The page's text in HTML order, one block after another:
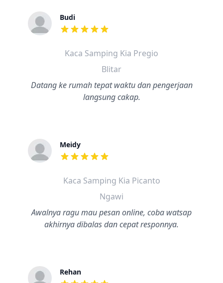
Budi
dari ulasan adalah bintang lima
Kaca Samping Kia Pregio
Blitar
Datang ke rumah tepat waktu dan pengerjaan
langsung cakap.
Meidy
dari ulasan adalah bintang lima
Kaca Samping Kia Picanto
Ngawi
Awalnya ragu mau pesan online, coba watsap
akhirnya dibalas dan cepat responnya.
Rehan